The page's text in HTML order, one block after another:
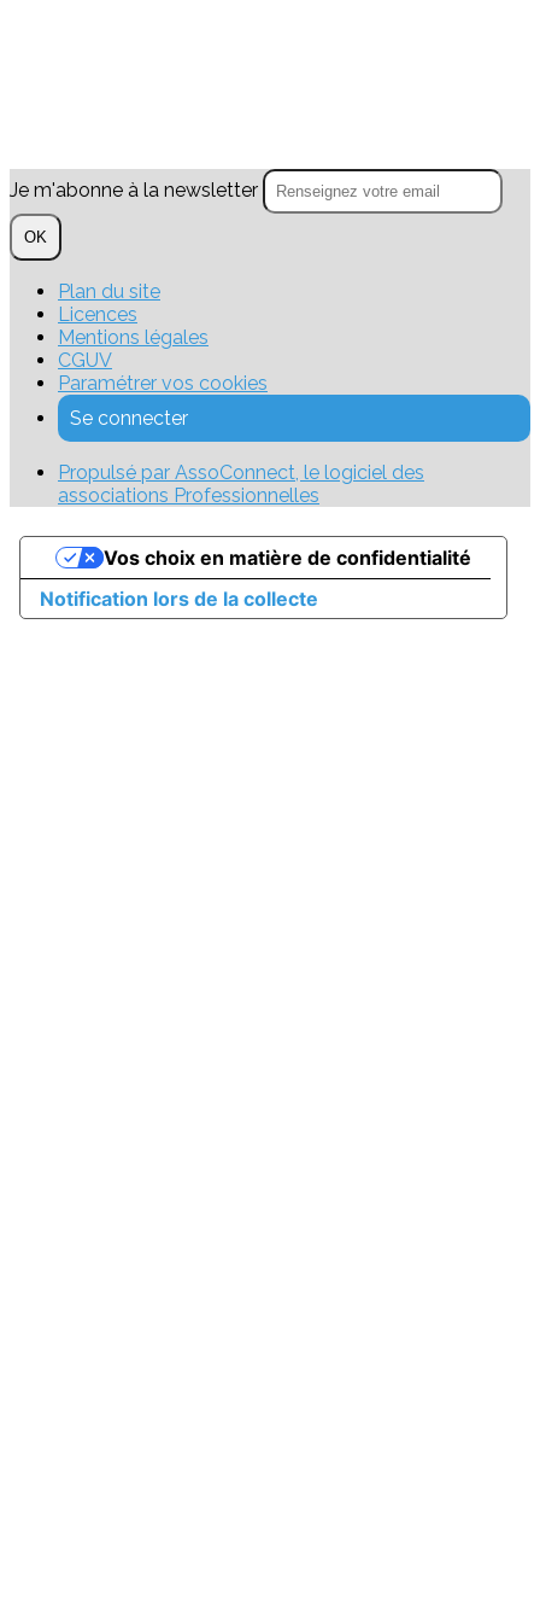
Je m'abonne à la newsletter
OK
Plan du site
Licences
Mentions légales
CGUV
Paramétrer vos cookies
Se connecter
Propulsé par AssoConnect, le logiciel des
associations Professionnelles
Notification lors de la collecte
Vos choix en matière de confidentialité